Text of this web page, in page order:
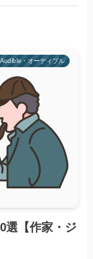
Audible・オーディブル
選【作家・ジ